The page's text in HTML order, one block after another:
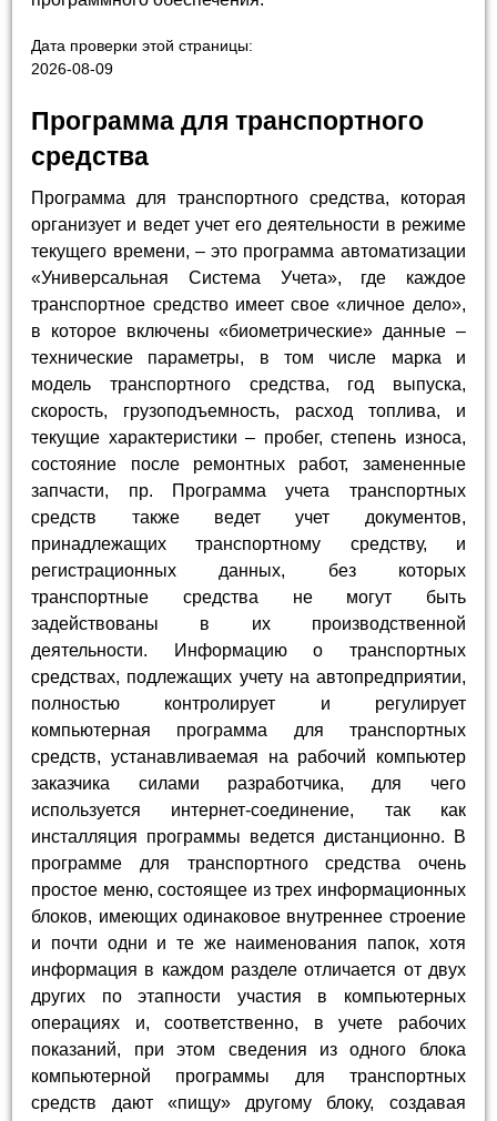
Дата проверки этой страницы:
2026-08-09
Программа для транспортного
средства
Программа для транспортного средства, которая
организует и ведет учет его деятельности в режиме
текущего времени, – это программа автоматизации
«Универсальная Система Учета», где каждое
транспортное средство имеет свое «личное дело»,
в которое включены «биометрические» данные –
технические параметры, в том числе марка и
модель транспортного средства, год выпуска,
скорость, грузоподъемность, расход топлива, и
текущие характеристики – пробег, степень износа,
состояние после ремонтных работ, замененные
запчасти, пр. Программа учета транспортных
средств также ведет учет документов,
принадлежащих транспортному средству, и
регистрационных данных, без которых
транспортные средства не могут быть
задействованы в их производственной
деятельности. Информацию о транспортных
средствах, подлежащих учету на автопредприятии,
полностью контролирует и регулирует
компьютерная программа для транспортных
средств, устанавливаемая на рабочий компьютер
заказчика силами разработчика, для чего
используется интернет-соединение, так как
инсталляция программы ведется дистанционно. В
программе для транспортного средства очень
простое меню, состоящее из трех информационных
блоков, имеющих одинаковое внутреннее строение
и почти одни и те же наименования папок, хотя
информация в каждом разделе отличается от двух
других по этапности участия в компьютерных
операциях и, соответственно, в учете рабочих
показаний, при этом сведения из одного блока
компьютерной программы для транспортных
средств дают «пищу» другому блоку, создавая